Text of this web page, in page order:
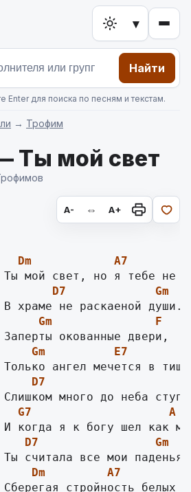
▾
Найти
Enter для поиска по песням и текстам.
→ Трофим
Ты мой свет
текст песни
A- ⇔ A+
Dm A7
D7
Gm
Gm
F
Gm
E7
D7
G7 A
D7
Gm
Dm
A7
стройность белых